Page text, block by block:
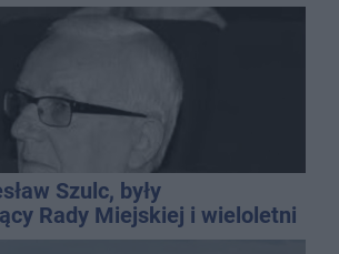
Szulc, były
Rady Miejskiej i wieloletni